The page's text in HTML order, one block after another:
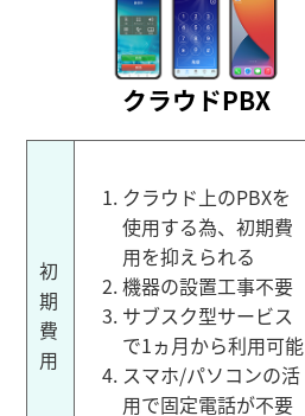
クラウドPBX
初
期
費
用
クラウド上のPBXを
使用する為、初期費
用を抑えられる
機器の設置工事不要
サブスク型サービス
で1ヵ月から利用可能
スマホ/パソコンの活
用で固定電話が不要